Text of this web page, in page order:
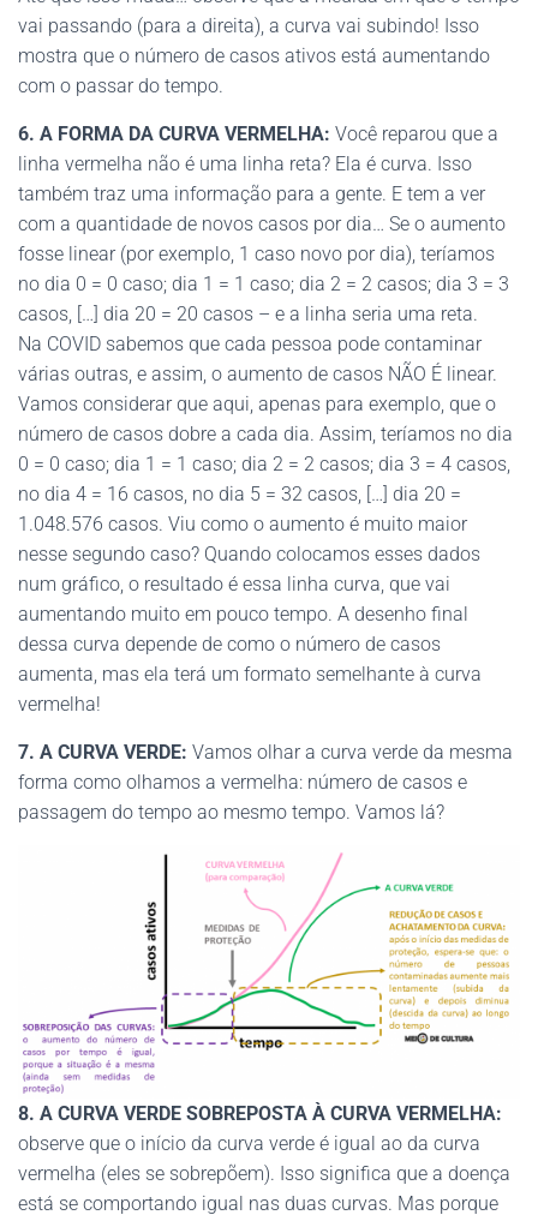
vai passando (para a direita), a curva vai subindo! Isso
mostra que o número de casos ativos está aumentando
com o passar do tempo.
6. A FORMA DA CURVA VERMELHA: Você reparou que a
linha vermelha não é uma linha reta? Ela é curva. Isso
também traz uma informação para a gente. E tem a ver
com a quantidade de novos casos por dia… Se o aumento
fosse linear (por exemplo, 1 caso novo por dia), teríamos
no dia 0 = 0 caso; dia 1 = 1 caso; dia 2 = 2 casos; dia 3 = 3
casos, […] dia 20 = 20 casos – e a linha seria uma reta.
Na COVID sabemos que cada pessoa pode contaminar
várias outras, e assim, o aumento de casos NÃO É linear.
Vamos considerar que aqui, apenas para exemplo, que o
número de casos dobre a cada dia. Assim, teríamos no dia
0 = 0 caso; dia 1 = 1 caso; dia 2 = 2 casos; dia 3 = 4 casos,
no dia 4 = 16 casos, no dia 5 = 32 casos, […] dia 20 =
1.048.576 casos. Viu como o aumento é muito maior
nesse segundo caso? Quando colocamos esses dados
num gráfico, o resultado é essa linha curva, que vai
aumentando muito em pouco tempo. A desenho final
dessa curva depende de como o número de casos
aumenta, mas ela terá um formato semelhante à curva
vermelha!
7. A CURVA VERDE: Vamos olhar a curva verde da mesma
forma como olhamos a vermelha: número de casos e
passagem do tempo ao mesmo tempo. Vamos lá?
8. A CURVA VERDE SOBREPOSTA À CURVA VERMELHA:
observe que o início da curva verde é igual ao da curva
vermelha (eles se sobrepõem). Isso significa que a doença
está se comportando igual nas duas curvas. Mas porque